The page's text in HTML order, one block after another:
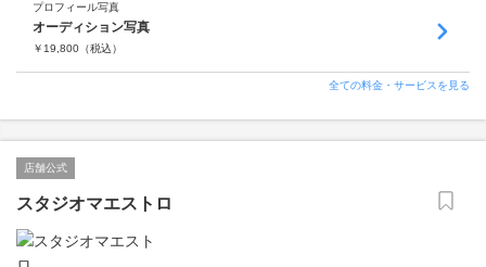
プロフィール写真
オーディション写真
￥ 19,800 （税込）
全ての料金・サービスを見る
店舗公式
スタジオマエストロ